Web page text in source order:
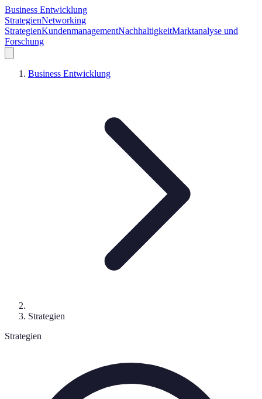
Business Entwicklung
StrategienNetworking
StrategienKundenmanagementNachhaltigkeitMarktanalyse und
Forschung
Business Entwicklung
Strategien
Strategien